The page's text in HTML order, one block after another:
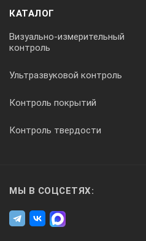
да
Вольтметр
192F
Мощность двигателя, кВт/л.с.
КАТАЛОГ
Визуально-измерительный
контроль
Ультразвуковой контроль
Контроль покрытий
Контроль твердости
МЫ В СОЦСЕТЯХ: